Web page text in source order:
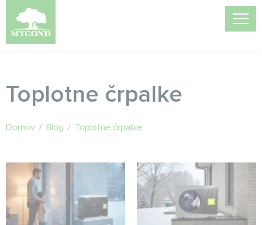
Toplotne črpalke
Domov / Blog / Toplotne črpalke